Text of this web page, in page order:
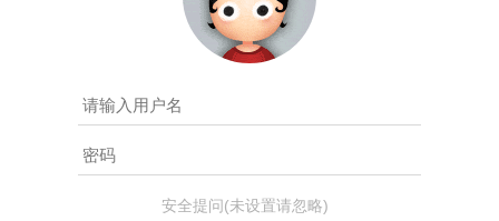
安全提问(未设置请忽略)